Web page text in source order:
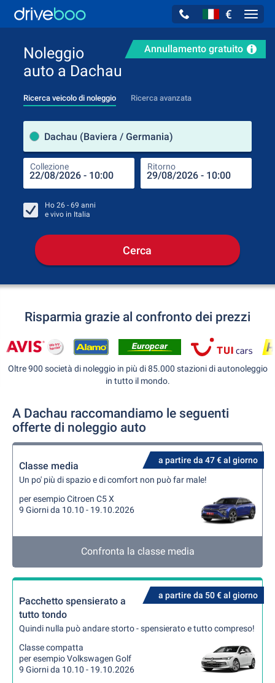
€
Annullamento gratuito
Noleggio
auto a Dachau
Ricerca veicolo di noleggio Ricerca avanzata
Dachau (Baviera / Germania)
Collezione Ritorno
Ho 26 - 69 anni
e vivo in Italia
Cerca
Risparmia grazie al confronto dei prezzi
Oltre 900 società di noleggio in più di 85.000 stazioni di autonoleggio
in tutto il mondo.
A Dachau raccomandiamo le seguenti
offerte di noleggio auto
a partire da 47 € al giorno
Classe media
Un po' più di spazio e di comfort non può far male!
per esempio Citroen C5 X
9 Giorni da 10.10 - 19.10.2026
Confronta la classe media
a partire da 50 € al giorno
Pacchetto spensierato a
tutto tondo
Quindi nulla può andare storto - spensierato e tutto compreso!
Classe compatta
per esempio Volkswagen Golf
9 Giorni da 10.10 - 19.10.2026